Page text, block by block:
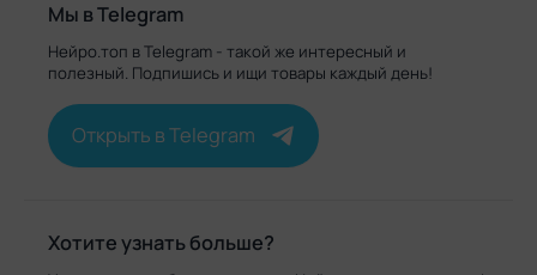
Мы в Telegram
Нейро.топ в Telegram - такой же интересный и
полезный. Подпишись и ищи товары каждый день!
Открыть в Telegram
Хотите узнать больше?